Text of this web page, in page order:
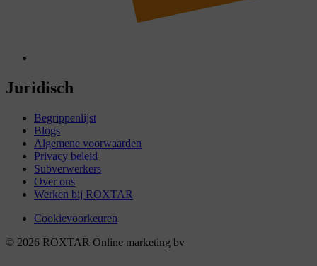
Juridisch
Begrippenlijst
Blogs
Algemene voorwaarden
Privacy beleid
Subverwerkers
Over ons
Werken bij ROXTAR
Cookievoorkeuren
© 2026 ROXTAR Online marketing bv